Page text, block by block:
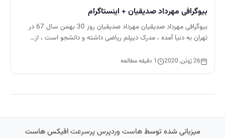
بیوگرافی مهرداد صدیقیان + اینستاگرام
بیوگرافی مهرداد صدیقیان مهرداد صدیقیان روز 30 بهمن سال 67 در
تهران به دنیا آمده ، مدرک دیپلم ریاضی داشته و دانشجو است ، از…
26 ژوئن, 2020 1 دقیقه مطالعه
میزبانی شده توسطهاست وردپرس پرسرعتافیکس هاست